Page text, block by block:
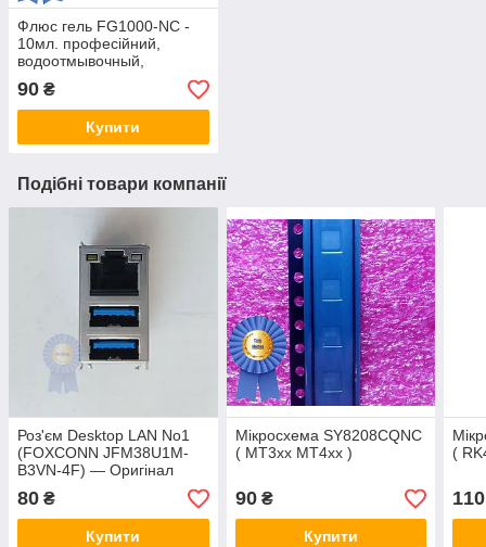
Флюс гель FG1000-NC -
10мл. професійний,
водоотмывочный,
водосмываемый
90 ₴
Купити
Подібні товари компанії
Роз'єм Desktop LAN No1
(FOXCONN JFM38U1M-
B3VN-4F) — Оригінал
80 ₴
Купити
Мікросхема SY8208CQNC
( MT3xx MT4xx )
90₴
Купити
(
110